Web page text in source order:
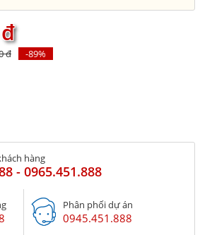
đ
-89%
hàng
- 0965.451.888
Phân phối dự án
0945.451.888